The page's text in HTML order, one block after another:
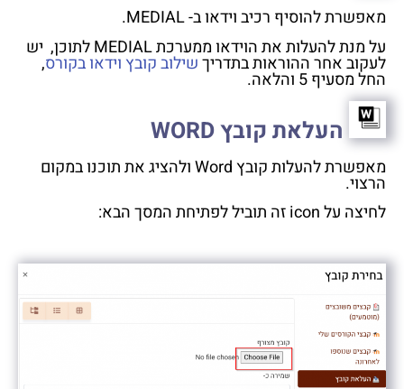
מאפשרת להוסיף רכיב וידאו ב- MEDIAL.
על מנת להעלות את הוידאו ממערכת MEDIAL לתוכן, יש
לעקוב אחר ההוראות בתדריךשילוב קובץ וידאו בקורס,
החל מסעיף 5 והלאה.
העלאת קובץ WORD
מאפשרת להעלות קובץ Word ולהציג את תוכנו במקום
הרצוי.
לחיצה על icon זה תוביל לפתיחת המסך הבא: